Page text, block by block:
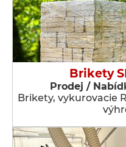
Brikety
Prodej /
Brikety, vykurovacie